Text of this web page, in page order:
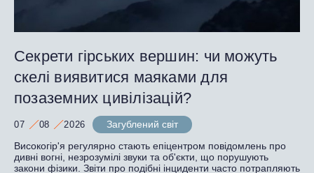
Секрети гірських вершин: чи можуть
скелі виявитися маяками для
позаземних цивілізацій?
07 08 2026
Загублений світ
Високогір'я регулярно стають епіцентром повідомлень про
дивні вогні, незрозумілі звуки та об'єкти, що порушують
закони фізики. Звіти про подібні інциденти часто потрапляють